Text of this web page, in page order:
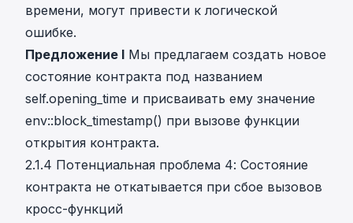
времени, могут привести к логической
ошибке.
Предложение I Мы предлагаем создать новое
состояние контракта под названием
self.opening_time и присваивать ему значение
env::block_timestamp() при вызове функции
открытия контракта.
2.1.4 Потенциальная проблема 4: Состояние
контракта не откатывается при сбое вызовов
кросс-функций